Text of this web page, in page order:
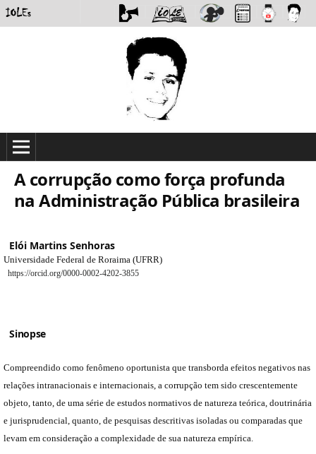
A corrupção como força profunda
na Administração Pública brasileira
Elói Martins Senhoras
Universidade Federal de Roraima (UFRR)
https://orcid.org/0000-0002-4202-3855
Sinopse
Compreendido como fenômeno oportunista que transborda efeitos negativos nas
relações intranacionais e internacionais, a corrupção tem sido crescentemente
objeto, tanto, de uma série de estudos normativos de natureza teórica, doutrinária
e jurisprudencial, quanto, de pesquisas descritivas isoladas ou comparadas que
levam em consideração a complexidade de sua natureza empírica.